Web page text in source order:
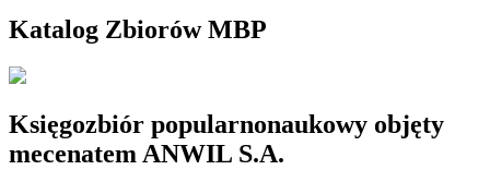
Katalog Zbiorów MBP
Księgozbiór popularnonaukowy objęty
mecenatem ANWIL S.A.